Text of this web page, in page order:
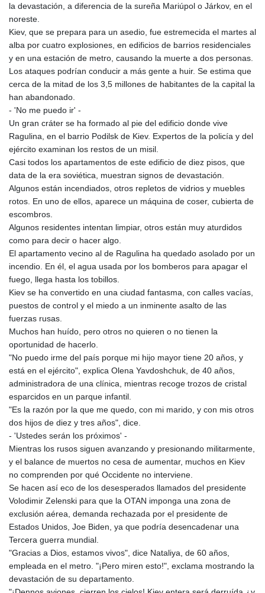
la devastación, a diferencia de la sureña Mariúpol o Járkov, en el
noreste.
Kiev, que se prepara para un asedio, fue estremecida el martes al
alba por cuatro explosiones, en edificios de barrios residenciales
y en una estación de metro, causando la muerte a dos personas.
Los ataques podrían conducir a más gente a huir. Se estima que
cerca de la mitad de los 3,5 millones de habitantes de la capital la
han abandonado.
- 'No me puedo ir' -
Un gran cráter se ha formado al pie del edificio donde vive
Ragulina, en el barrio Podilsk de Kiev. Expertos de la policía y del
ejército examinan los restos de un misil.
Casi todos los apartamentos de este edificio de diez pisos, que
data de la era soviética, muestran signos de devastación.
Algunos están incendiados, otros repletos de vidrios y muebles
rotos. En uno de ellos, aparece un máquina de coser, cubierta de
escombros.
Algunos residentes intentan limpiar, otros están muy aturdidos
como para decir o hacer algo.
El apartamento vecino al de Ragulina ha quedado asolado por un
incendio. En él, el agua usada por los bomberos para apagar el
fuego, llega hasta los tobillos.
Kiev se ha convertido en una ciudad fantasma, con calles vacías,
puestos de control y el miedo a un inminente asalto de las
fuerzas rusas.
Muchos han huído, pero otros no quieren o no tienen la
oportunidad de hacerlo.
"No puedo irme del país porque mi hijo mayor tiene 20 años, y
está en el ejército", explica Olena Yavdoshchuk, de 40 años,
administradora de una clínica, mientras recoge trozos de cristal
esparcidos en un parque infantil.
"Es la razón por la que me quedo, con mi marido, y con mis otros
dos hijos de diez y tres años", dice.
- 'Ustedes serán los próximos' -
Mientras los rusos siguen avanzando y presionando militarmente,
y el balance de muertos no cesa de aumentar, muchos en Kiev
no comprenden por qué Occidente no interviene.
Se hacen así eco de los desesperados llamados del presidente
Volodimir Zelenski para que la OTAN imponga una zona de
exclusión aérea, demanda rechazada por el presidente de
Estados Unidos, Joe Biden, ya que podría desencadenar una
Tercera guerra mundial.
"Gracias a Dios, estamos vivos", dice Nataliya, de 60 años,
empleada en el metro. "¡Pero miren esto!", exclama mostrando la
devastación de su departamento.